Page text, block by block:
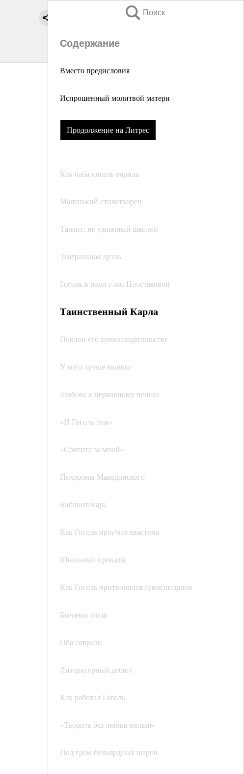
Поиск
Содержание
Вместо предисловия
Испрошенный молитвой матери
Продолжение на Литрес
Как баба кисель варила
Маленький стихотворец
Талант, не узнанный школой
Театральная дуэль
Гоголь в роли г-жи Простаковой
Таинственный Карла
Поклон его превосходительству
У кого лучше вышло
Любовь к церковному пению
«И Гоголь тож»
«Сочтите за мной»
Похороны Македонского
Библиотекарь
Как Гоголь проучил хвастуна
Школьные проказы
Как Гоголь притворился сумасшедшим
Бычачьи глаза
Оба соврали
Литературный дебют
Как работал Гоголь
«Творить без любви нельзя»
Под гром бильярдных шаров